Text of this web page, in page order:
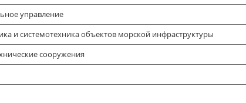
управление
и системотехника объектов морской инфраструктуры
сооружения